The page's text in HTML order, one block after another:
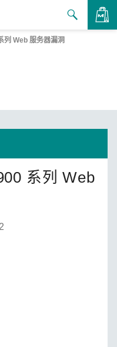
列 Web 服务器漏洞
系列 Web